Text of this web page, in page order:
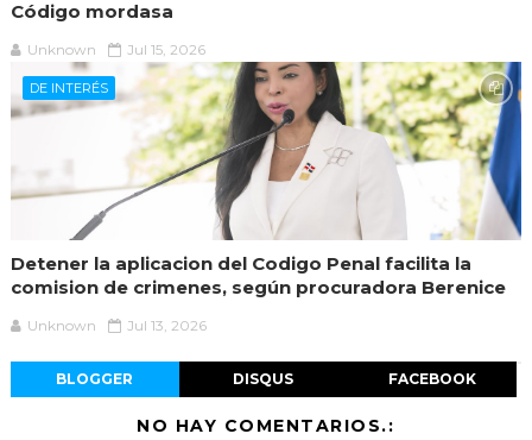
Código mordasa
Unknown Jul 15, 2026
DE INTERÉS
Detener la aplicacion del Codigo Penal facilita la
comision de crimenes, según procuradora Berenice
Unknown Jul 13, 2026
BLOGGER DISQUS FACEBOOK
NO HAY COMENTARIOS.: